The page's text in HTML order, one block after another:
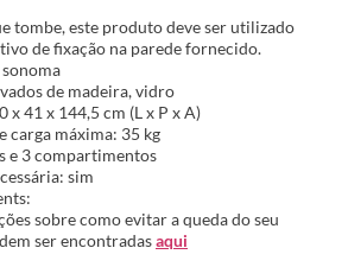
tombe, este produto deve ser utilizado
de fixação na parede fornecido.
de madeira, vidro
x 41 x 144,5 cm (L x P x A)
carga máxima: 35 kg
e 3 compartimentos
sim
sobre como evitar a queda do seu
ser encontradasaqui